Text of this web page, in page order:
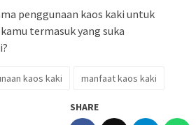
penggunaan kaos kaki untuk
termasuk yang suka
kaos kaki manfaat kaos kaki
SHARE